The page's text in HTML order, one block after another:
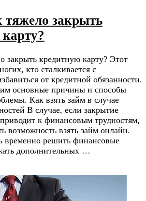
тяжело закрыть
закрыть кредитную карту? Этот
кто сталкивается с
от кредитной обязанности.
основные причины и способы
Как взять займ в случае
В случае, если закрытие
к финансовым трудностям,
возможность взять займ онлайн.
временно решить финансовые
дополнительных …